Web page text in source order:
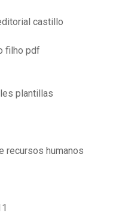
castillo
filho pdf
plantillas
recursos humanos